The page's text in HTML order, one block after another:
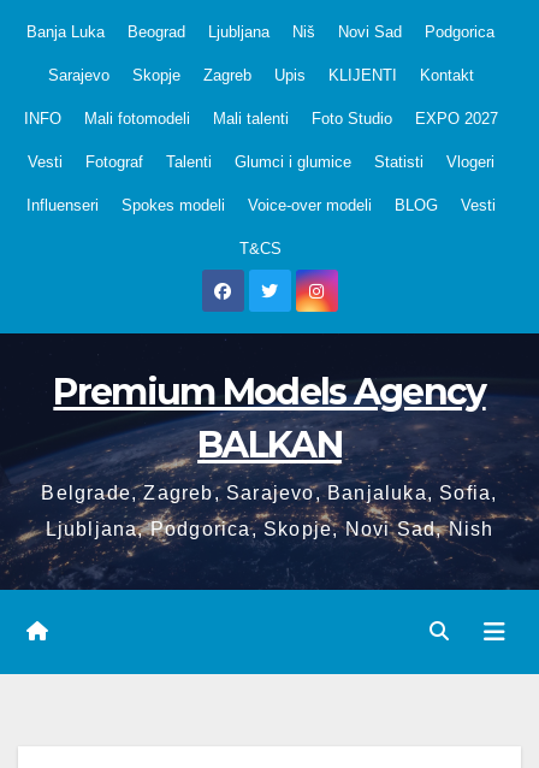
Banja Luka Beograd Ljubljana Niš Novi Sad Podgorica
Sarajevo Skopje Zagreb Upis KLIJENTI Kontakt
INFO Mali fotomodeli Mali talenti Foto Studio EXPO 2027
Vesti Fotograf Talenti Glumci i glumice Statisti Vlogeri
Influenseri Spokes modeli Voice-over modeli BLOG Vesti
T&CS
Premium Models Agency
BALKAN
Belgrade, Zagreb, Sarajevo, Banjaluka, Sofia,
Ljubljana, Podgorica, Skopje, Novi Sad, Nish